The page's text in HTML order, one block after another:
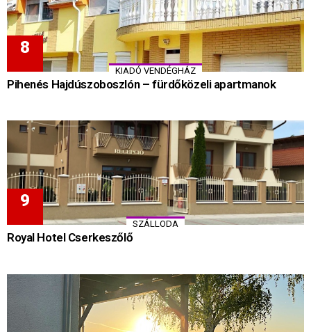
KIADÓ VENDÉGHÁZ
Pihenés Hajdúszoboszlón – fürdőközeli apartmanok
SZÁLLODA
Royal Hotel Cserkeszőlő